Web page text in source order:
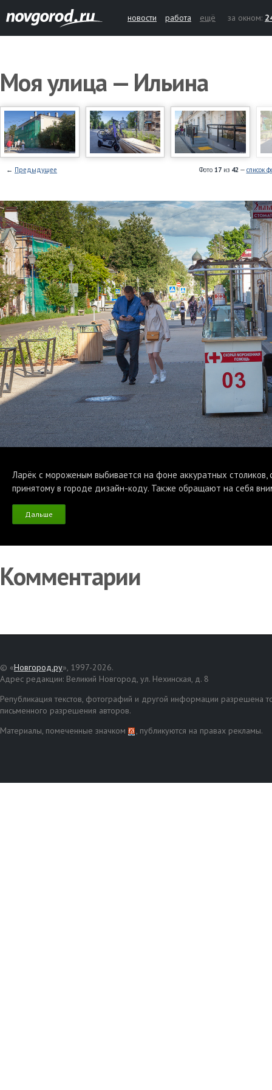
новости работа ещё за окном:
Моя улица — Ильина
Фото 17из 42— список
← Предыдущее
Ларёк с мороженым выбивается на фоне аккуратных столиков,
принятому в городе дизайн-коду. Также обращают на себя
Дальше
Комментарии
© «Новгород.ру», 1997-2026.
Адрес редакции: Великий Новгород, ул. Нехинская, д. 8
Републикация текстов, фотографий и другой информации разрешена
письменного разрешения авторов.
Материалы, помеченные значком
, публикуются на правах рекламы.